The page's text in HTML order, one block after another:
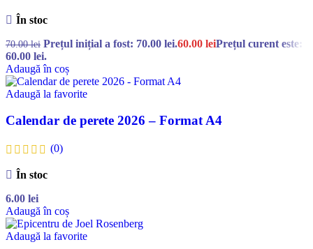
În stoc
70.00lei Prețul inițial a fost: 70.00 lei.60.00 leiPrețul curent este:
60.00 lei.
Adaugă în coș
Adaugă la favorite
Calendar de perete 2026 – Format A4
(0)
În stoc
6.00 lei
Adaugă în coș
Adaugă la favorite